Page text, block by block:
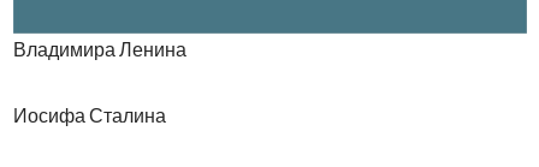
Владимира Ленина
Иосифа Сталина